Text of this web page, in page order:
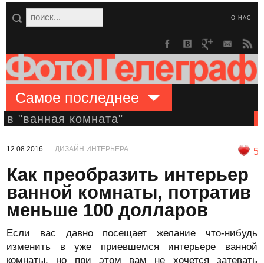
О НАС
Самое последнее
в "ванная комната"
12.08.2016 ДИЗАЙН ИНТЕРЬЕРА 5
Как преобразить интерьер
ванной комнаты, потратив
меньше 100 долларов
Если вас давно посещает желание что-нибудь
изменить в уже приевшемся интерьере ванной
комнаты, но при этом вам не хочется затевать